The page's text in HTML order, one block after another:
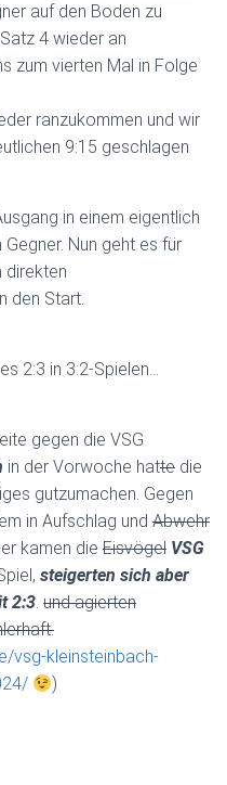
auf den Boden zu
4 wieder an
zum vierten Mal in Folge
ranzukommen und wir
9:15 geschlagen
in einem eigentlich
Nun geht es für
direkten
den Start.
2:3 in 3:2-Spielen…
gegen die VSG
in der Vorwoche hatte die
gutzumachen. Gegen
in Aufschlag und Abwehr
kamen die Eisvögel VSG
steigerten sich aber
2:3. und agierten
vsg-kleinsteinbach-
)